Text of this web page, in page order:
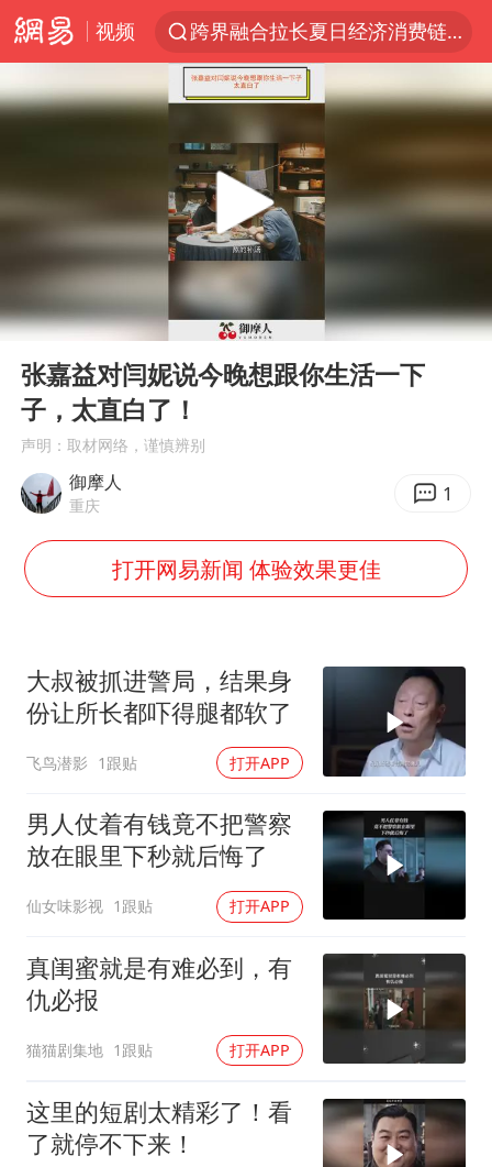
视频
跨界融合拉长夏日经济消费链条
拜登前列腺癌恶化
“伊斯兰版北约”出现
浙江海域将现5到8米巨浪到狂浪
白海豚在海上打了个结
方桃子代言广告视频已下架
外国游客的“中国游三件套”火了
上海大部迎大暴雨
WTT横滨冠军赛女单四强国乒占三席
构建更高水平的全民健身公共服务体系
Play
00:00 00:44
张嘉益对闫妮说今晚想跟你生活一下
子，太直白了！
声明：取材网络，谨慎辨别
御摩人
重庆 1
打开网易新闻 体验效果更佳
大叔被抓进警局，结果身
份让所长都吓得腿都软了
飞鸟潜影 1跟贴 打开APP
男人仗着有钱竟不把警察
放在眼里下秒就后悔了
仙女味影视 1跟贴 打开APP
真闺蜜就是有难必到，有
仇必报
猫猫剧集地 1跟贴 打开APP
这里的短剧太精彩了！看
了就停不下来！